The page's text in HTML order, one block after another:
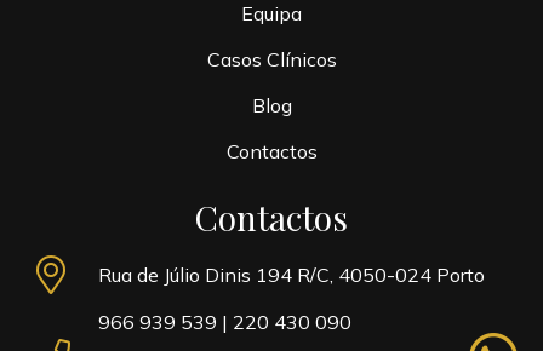
Equipa
Casos Clínicos
Blog
Contactos
Contactos
Rua de Júlio Dinis 194 R/C, 4050-024 Porto
966 939 539 | 220 430 090